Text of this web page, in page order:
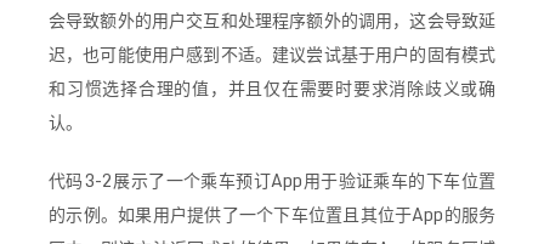
会导致额外的用户交互和处理程序额外的调用，这会导致延
迟，也可能使用户感到不适。建议尝试基于用户的固有模式
和习惯选择合理的值，并且仅在需要时要求消除歧义或确
认。
代码3-2展示了一个乘车预订App用于验证乘车的下车位置
的示例。如果用户提供了一个下车位置且其位于App的服务